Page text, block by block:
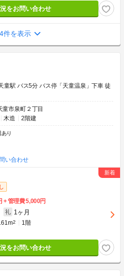
をお問い合わせ
件を表示
童駅 バス5分 バス停「天童温泉」下車 徒
童市泉町２丁目
木造 2階建
り
い合わせ
管理費5,000円
礼 1ヶ月
2 1階
をお問い合わせ